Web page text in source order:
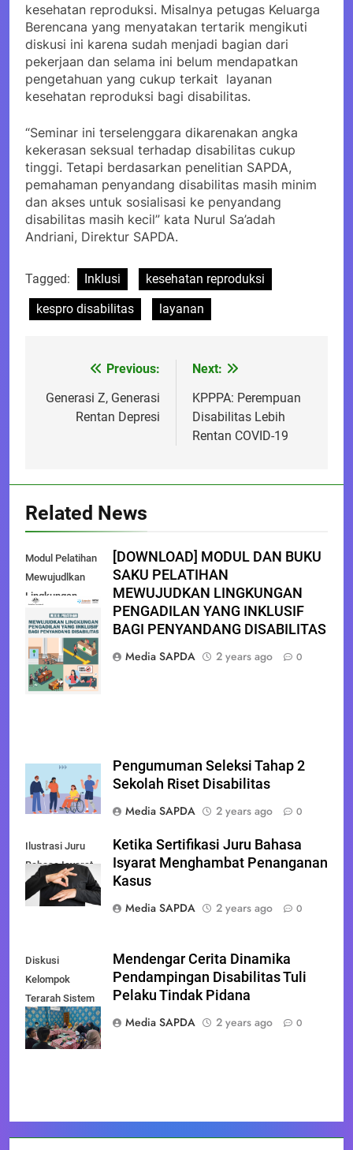
kesehatan reproduksi. Misalnya petugas Keluarga
Berencana yang menyatakan tertarik mengikuti
diskusi ini karena sudah menjadi bagian dari
pekerjaan dan selama ini belum mendapatkan
pengetahuan yang cukup terkait layanan
kesehatan reproduksi bagi disabilitas.
“Seminar ini terselenggara dikarenakan angka
kekerasan seksual terhadap disabilitas cukup
tinggi. Tetapi berdasarkan penelitian SAPDA,
pemahaman penyandang disabilitas masih minim
dan akses untuk sosialisasi ke penyandang
disabilitas masih kecil” kata Nurul Sa’adah
Andriani, Direktur SAPDA.
Tagged: Inklusi
kesehatan reproduksi
kespro disabilitas
layanan
navigation
Previous:
Generasi Z, Generasi
Rentan Depresi
Next:
KPPPA: Perempuan
Disabilitas Lebih
Rentan COVID-19
Related News
Modul Pelatihan
Mewujudlkan
Lingkungan
Pengadilan Yang
Inklusif Bagi
Penyandang
Disabilitas
[DOWNLOAD] MODUL DAN BUKU
SAKU PELATIHAN
MEWUJUDKAN LINGKUNGAN
PENGADILAN YANG INKLUSIF
BAGI PENYANDANG DISABILITAS
Media SAPDA
2 years ago 0
Pengumuman Seleksi Tahap 2
Sekolah Riset Disabilitas
Media SAPDA
2 years ago 0
Ilustrasi Juru
Bahasa Isyarat,
Ketika Sertifikasi Juru Bahasa
Isyarat Menghambat Penanganan
Kasus
Media SAPDA
2 years ago 0
Diskusi
Kelompok
Terarah Sistem
Rujukan Inklusif
di Bantul
Mendengar Cerita Dinamika
Pendampingan Disabilitas Tuli
Pelaku Tindak Pidana
Media SAPDA
2 years ago 0